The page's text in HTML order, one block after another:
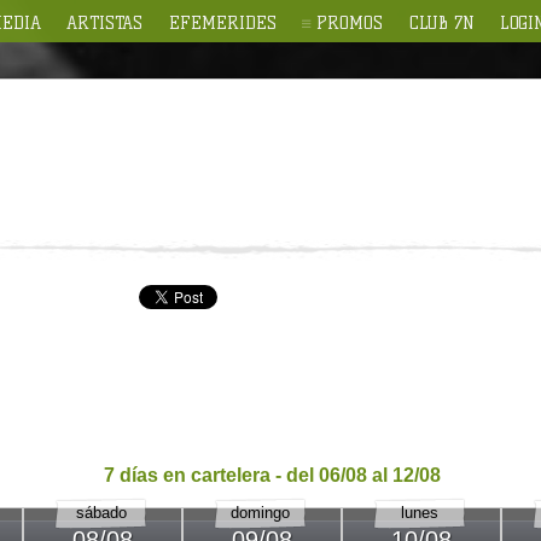
ARTISTAS EFEMERIDES PROMOS CLUB 7N
7 días en cartelera - del 06/08 al 12/08
sábado domingo lunes